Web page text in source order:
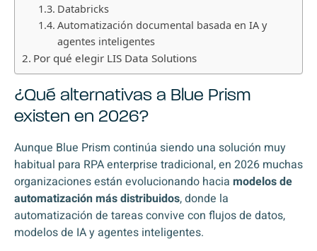
Databricks
Automatización documental basada en IA y
agentes inteligentes
Por qué elegir LIS Data Solutions
¿Qué alternativas a Blue Prism
existen en 2026?
Aunque Blue Prism continúa siendo una solución muy
habitual para RPA enterprise tradicional, en 2026 muchas
organizaciones están evolucionando hacia modelos de
automatización más distribuidos, donde la
automatización de tareas convive con flujos de datos,
modelos de IA y agentes inteligentes.